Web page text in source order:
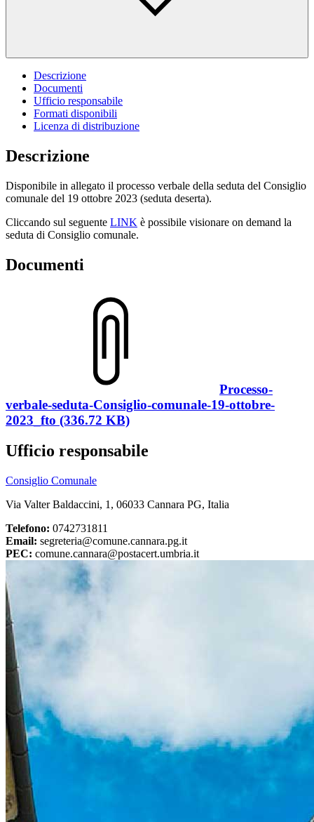
Descrizione
Documenti
Ufficio responsabile
Formati disponibili
Licenza di distribuzione
Descrizione
Disponibile in allegato il processo verbale della seduta del Consiglio
comunale del 19 ottobre 2023 (seduta deserta).
Cliccando sul seguente LINK è possibile visionare on demand la
seduta di Consiglio comunale.
Documenti
Processo-
verbale-seduta-Consiglio-comunale-19-ottobre-
2023_fto (336.72 KB)
Ufficio responsabile
Consiglio Comunale
Via Valter Baldaccini, 1, 06033 Cannara PG, Italia
Telefono: 0742731811
Email: segreteria@comune.cannara.pg.it
PEC: comune.cannara@postacert.umbria.it